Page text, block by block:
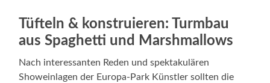
Tüfteln & konstruieren: Turmbau
aus Spaghetti und Marshmallows
Nach interessanten Reden und spektakulären
Showeinlagen der Europa-Park Künstler sollten die